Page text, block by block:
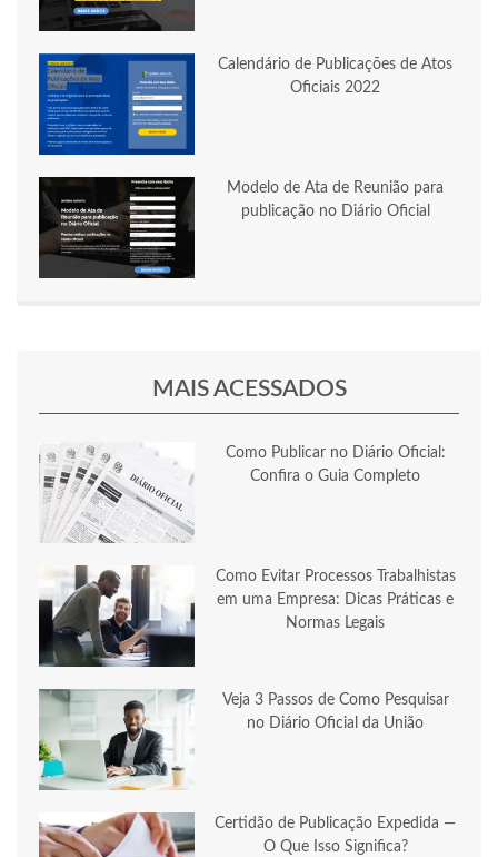
Calendário de Publicações de Atos
Oficiais 2022
Modelo de Ata de Reunião para
publicação no Diário Oficial
MAIS ACESSADOS
Como Publicar no Diário Oficial:
Confira o Guia Completo
Como Evitar Processos Trabalhistas
em uma Empresa: Dicas Práticas e
Normas Legais
Veja 3 Passos de Como Pesquisar
no Diário Oficial da União
Certidão de Publicação Expedida —
O Que Isso Significa?